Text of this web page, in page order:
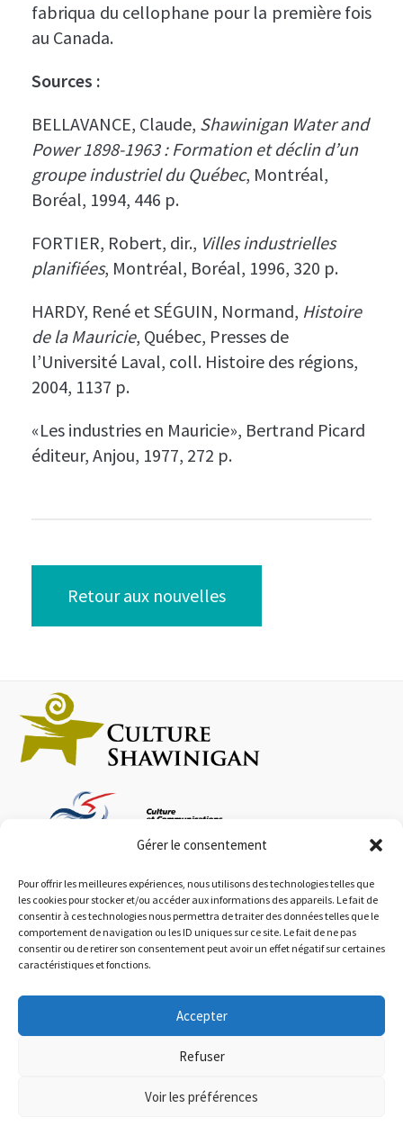
Gérer le consentement
Pour offrir les meilleures expériences, nous utilisons des technologies telles que
les cookies pour stocker et/ou accéder aux informations des appareils. Le fait de
consentir à ces technologies nous permettra de traiter des données telles que le
comportement de navigation ou les ID uniques sur ce site. Le fait de ne pas
consentir ou de retirer son consentement peut avoir un effet négatif sur certaines
caractéristiques et fonctions.
Accepter
Refuser
Voir les préférences
fabriqua du cellophane pour la première fois
au Canada.
Sources :
BELLAVANCE, Claude, Shawinigan Water and
Power 1898-1963 : Formation et déclin d’un
groupe industriel du Québec, Montréal,
Boréal, 1994, 446 p.
FORTIER, Robert, dir., Villes industrielles
planifiées, Montréal, Boréal, 1996, 320 p.
HARDY, René et SÉGUIN, Normand, Histoire
de la Mauricie, Québec, Presses de
l’Université Laval, coll. Histoire des régions,
2004, 1137 p.
«Les industries en Mauricie», Bertrand Picard
éditeur, Anjou, 1977, 272 p.
Retour aux nouvelles
Autres informations
Les incontournables
Documents à télécharger
Politique de confidentialité